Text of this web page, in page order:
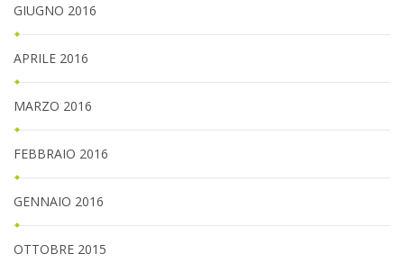
GIUGNO 2016
APRILE 2016
MARZO 2016
FEBBRAIO 2016
GENNAIO 2016
OTTOBRE 2015